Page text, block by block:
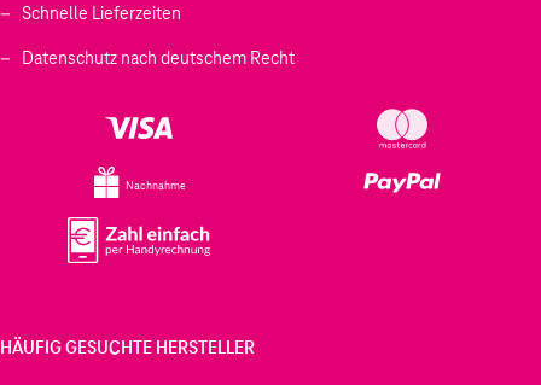
Schnelle Lieferzeiten
Datenschutz nach deutschem Recht
Nachnahme
HÄUFIG GESUCHTE HERSTELLER